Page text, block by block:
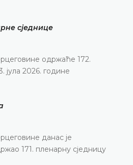
сједнице
одржаће 172.
јула 2026. године
данас је
171. пленарну сједницу